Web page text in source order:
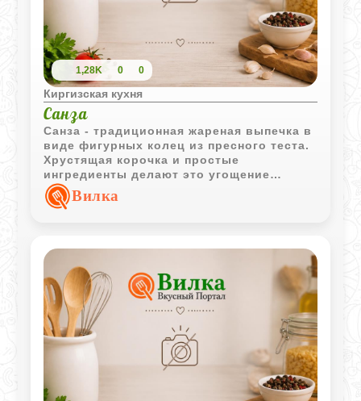
1,28K 0 0
Киргизская кухня
Санза
Санза - традиционная жареная выпечка в
виде фигурных колец из пресного теста.
Хрустящая корочка и простые
ингредиенты делают это угощение
отличным дополнением к горячему чаю.
Вилка